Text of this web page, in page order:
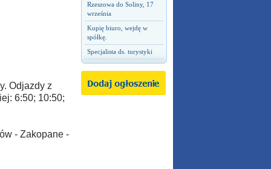
Rzeszowa do Soliny, 17
września
Kupię biuro, wejdę w
spółkę.
Specjalista ds. turystyki
Odjazdy z
6:50; 10:50;
- Zakopane -